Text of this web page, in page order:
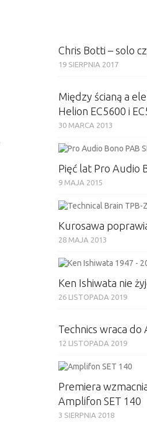
Chris Botti – solo
19 SIERPNIA 2017
Między ścianą a
Helion EC5600 i
30 MARCA 2013
Pięć lat Pro Audio
9 MAJA 2015
Kurosawa
28 MAJA 2013
Ken Ishiwata nie
26 LISTOPADA 2019
Technics wraca do
12 LISTOPADA 2019
Premiera
Amplifon SET 140
3 SIERPNIA 2018